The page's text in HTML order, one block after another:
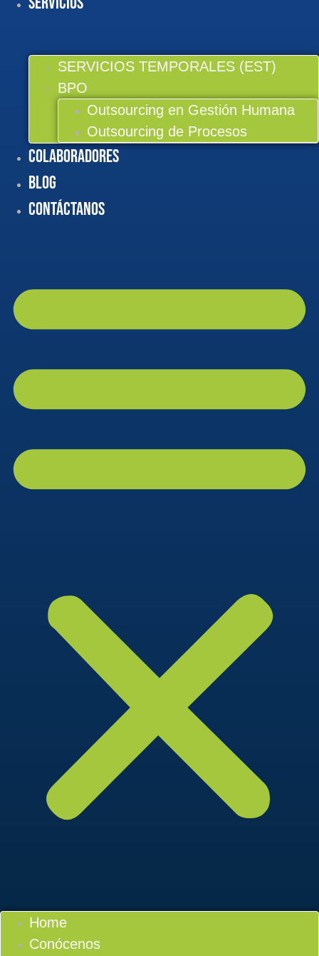
SERVICIOS TEMPORALES (EST)
BPO
Outsourcing en Gestión Humana
Outsourcing de Procesos
Colaboradores
BLOG
Contáctanos
Home
Conócenos